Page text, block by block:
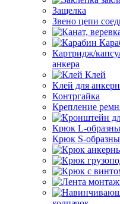
Защелка
Звено цепи
Картридж/
анкера
Клей
Клей для
Контргайка
Крепление
Крюк L-
Крюк S-